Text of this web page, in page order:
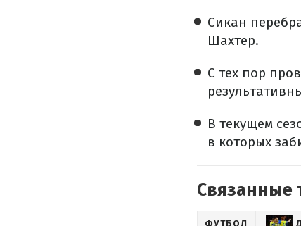
Сикан
Шахтер.
С тех пор
В текущем
в которых
Связанные
ФУТБОЛ